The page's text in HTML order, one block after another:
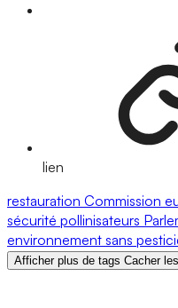
lien
restauration Commission
sécurité pollinisateurs
environnement sans
Afficher plus de tags Cacher